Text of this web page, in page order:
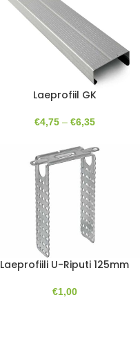
Laeprofiil GK
€4,75– €6,35
Laeprofiili U-Riputi 125mm
€1,00